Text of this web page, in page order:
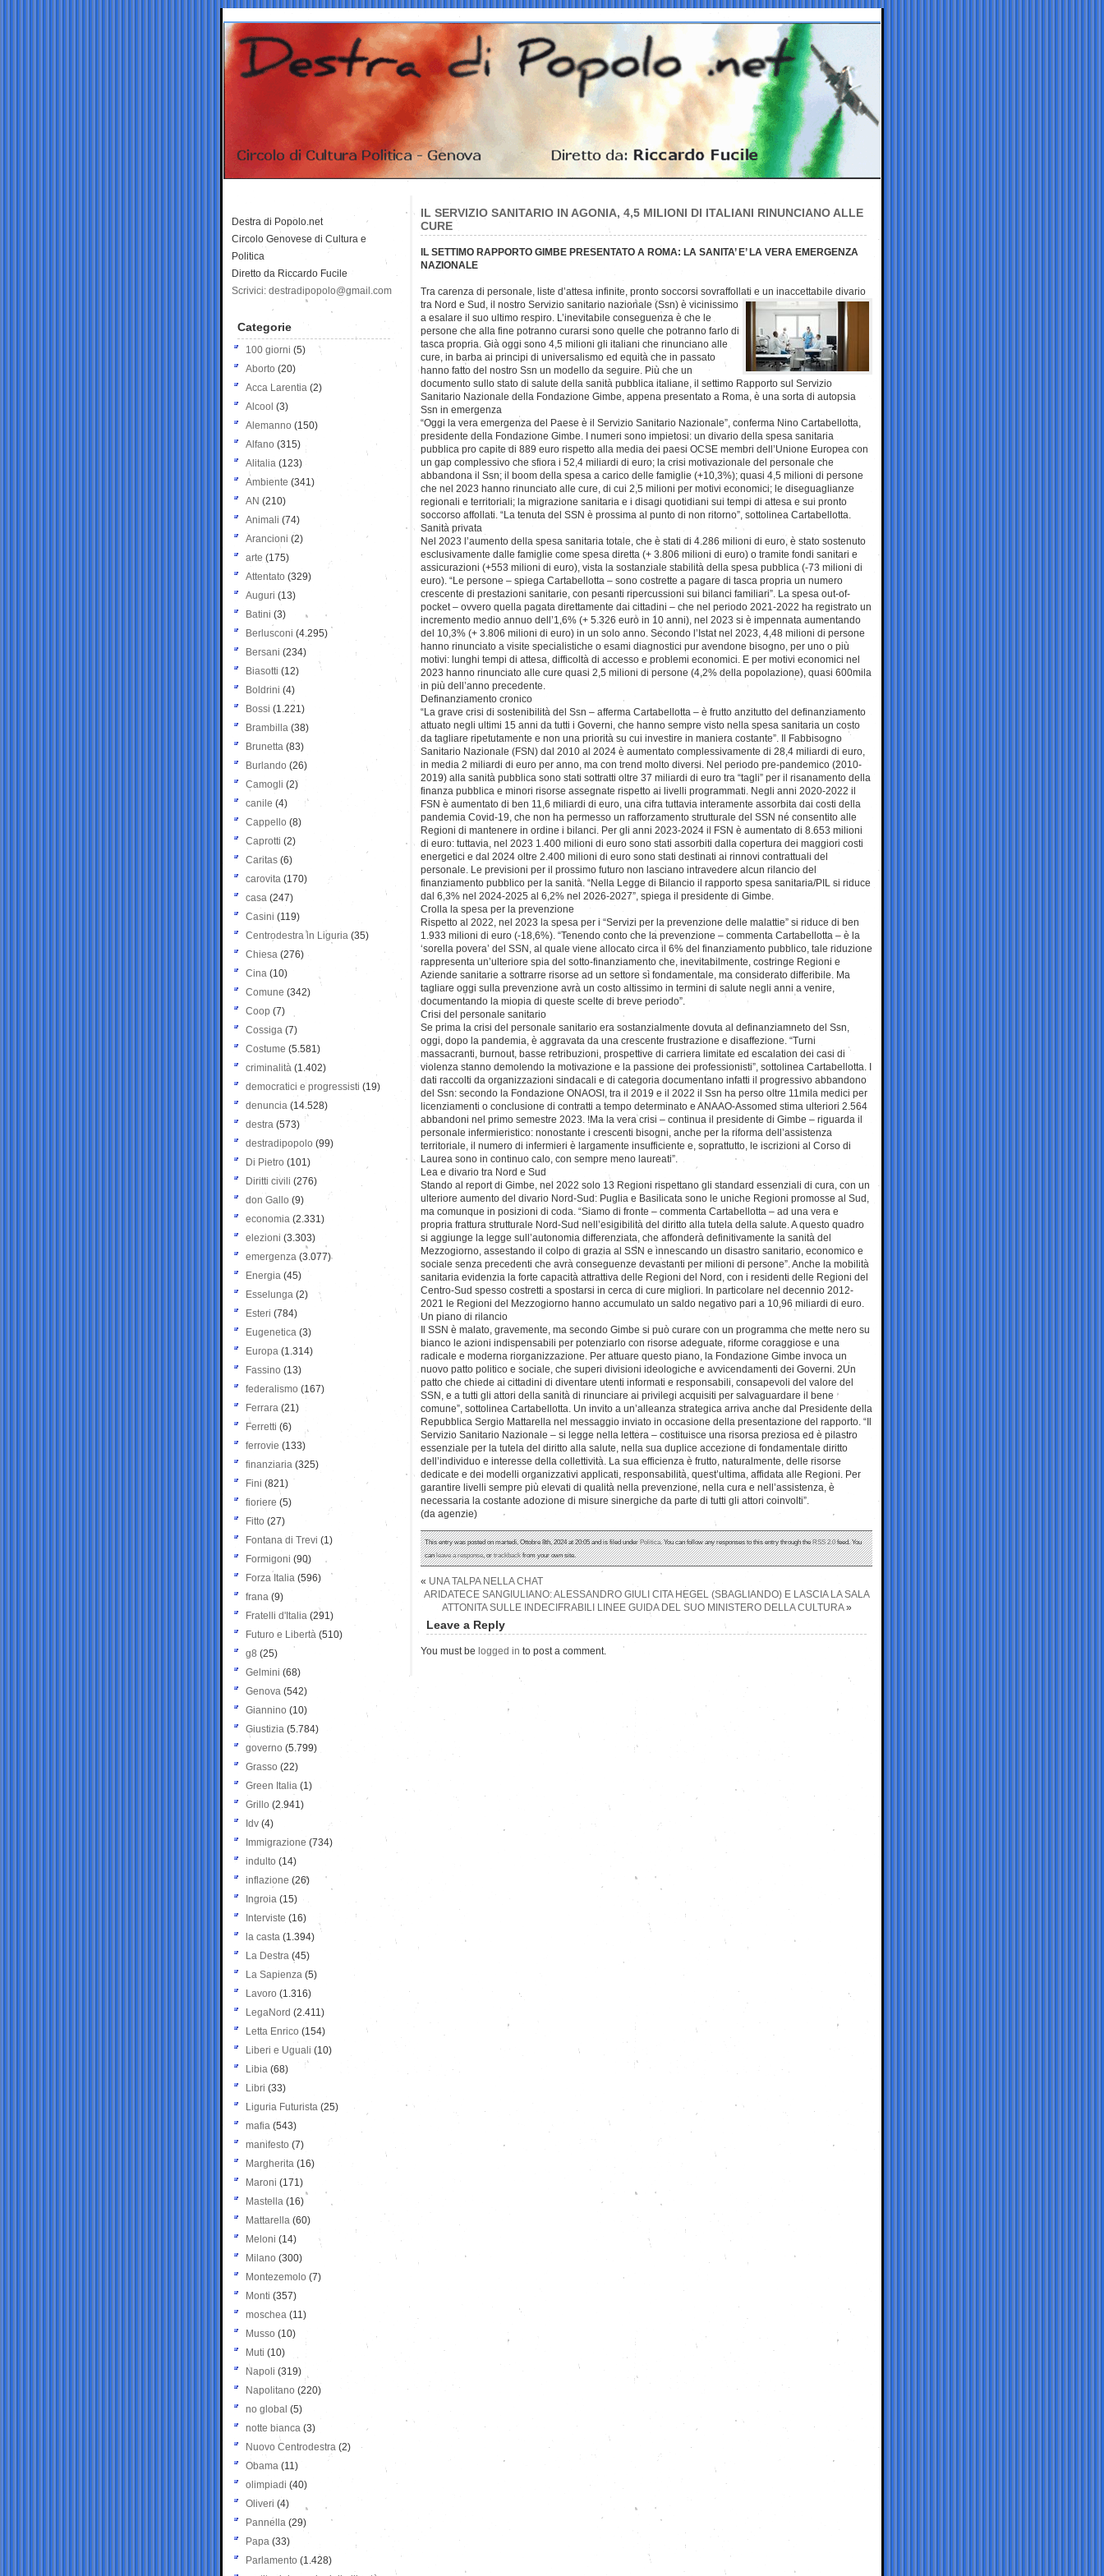
IL SERVIZIO SANITARIO IN AGONIA, 4,5 MILIONI DI ITALIANI RINUNCIANO ALLE
CURE
IL SETTIMO RAPPORTO GIMBE PRESENTATO A ROMA: LA SANITA’ E’ LA VERA EMERGENZA
NAZIONALE
Tra carenza di personale, liste d’attesa infinite, pronto soccorsi sovraffollati e un inaccettabile divario
tra Nord e Sud, il nostro Servizio sanitario nazionale (Ssn) è vicinissimo
a esalare il suo ultimo respiro. L’inevitabile conseguenza è che le
persone che alla fine potranno curarsi sono quelle che potranno farlo di
tasca propria. Già oggi sono 4,5 milioni gli italiani che rinunciano alle
cure, in barba ai principi di universalismo ed equità che in passato
hanno fatto del nostro Ssn un modello da seguire. Più che un
documento sullo stato di salute della sanità pubblica italiane, il settimo Rapporto sul Servizio
Sanitario Nazionale della Fondazione Gimbe, appena presentato a Roma, è una sorta di autopsia
Ssn in emergenza
“Oggi la vera emergenza del Paese è il Servizio Sanitario Nazionale”, conferma Nino Cartabellotta,
presidente della Fondazione Gimbe. I numeri sono impietosi: un divario della spesa sanitaria
pubblica pro capite di 889 euro rispetto alla media dei paesi OCSE membri dell’Unione Europea con
un gap complessivo che sfiora i 52,4 miliardi di euro; la crisi motivazionale del personale che
abbandona il Ssn; il boom della spesa a carico delle famiglie (+10,3%); quasi 4,5 milioni di persone
che nel 2023 hanno rinunciato alle cure, di cui 2,5 milioni per motivi economici; le diseguaglianze
regionali e territoriali; la migrazione sanitaria e i disagi quotidiani sui tempi di attesa e sui pronto
soccorso affollati. “La tenuta del SSN è prossima al punto di non ritorno”, sottolinea Cartabellotta.
Sanità privata
Nel 2023 l’aumento della spesa sanitaria totale, che è stati di 4.286 milioni di euro, è stato sostenuto
esclusivamente dalle famiglie come spesa diretta (+ 3.806 milioni di euro) o tramite fondi sanitari e
assicurazioni (+553 milioni di euro), vista la sostanziale stabilità della spesa pubblica (-73 milioni di
euro). “Le persone – spiega Cartabellotta – sono costrette a pagare di tasca propria un numero
crescente di prestazioni sanitarie, con pesanti ripercussioni sui bilanci familiari”. La spesa out-of-
pocket – ovvero quella pagata direttamente dai cittadini – che nel periodo 2021-2022 ha registrato un
incremento medio annuo dell’1,6% (+ 5.326 euro in 10 anni), nel 2023 si è impennata aumentando
del 10,3% (+ 3.806 milioni di euro) in un solo anno. Secondo l’Istat nel 2023, 4,48 milioni di persone
hanno rinunciato a visite specialistiche o esami diagnostici pur avendone bisogno, per uno o più
motivi: lunghi tempi di attesa, difficoltà di accesso e problemi economici. E per motivi economici nel
2023 hanno rinunciato alle cure quasi 2,5 milioni di persone (4,2% della popolazione), quasi 600mila
in più dell’anno precedente.
Definanziamento cronico
“La grave crisi di sostenibilità del Ssn – afferma Cartabellotta – è frutto anzitutto del definanziamento
attuato negli ultimi 15 anni da tutti i Governi, che hanno sempre visto nella spesa sanitaria un costo
da tagliare ripetutamente e non una priorità su cui investire in maniera costante”. Il Fabbisogno
Sanitario Nazionale (FSN) dal 2010 al 2024 è aumentato complessivamente di 28,4 miliardi di euro,
in media 2 miliardi di euro per anno, ma con trend molto diversi. Nel periodo pre-pandemico (2010-
2019) alla sanità pubblica sono stati sottratti oltre 37 miliardi di euro tra “tagli” per il risanamento della
finanza pubblica e minori risorse assegnate rispetto ai livelli programmati. Negli anni 2020-2022 il
FSN è aumentato di ben 11,6 miliardi di euro, una cifra tuttavia interamente assorbita dai costi della
pandemia Covid-19, che non ha permesso un rafforzamento strutturale del SSN né consentito alle
Regioni di mantenere in ordine i bilanci. Per gli anni 2023-2024 il FSN è aumentato di 8.653 milioni
di euro: tuttavia, nel 2023 1.400 milioni di euro sono stati assorbiti dalla copertura dei maggiori costi
energetici e dal 2024 oltre 2.400 milioni di euro sono stati destinati ai rinnovi contrattuali del
personale. Le previsioni per il prossimo futuro non lasciano intravedere alcun rilancio del
finanziamento pubblico per la sanità. “Nella Legge di Bilancio il rapporto spesa sanitaria/PIL si riduce
dal 6,3% nel 2024-2025 al 6,2% nel 2026-2027”, spiega il presidente di Gimbe.
Crolla la spesa per la prevenzione
Rispetto al 2022, nel 2023 la spesa per i “Servizi per la prevenzione delle malattie” si riduce di ben
1.933 milioni di euro (-18,6%). “Tenendo conto che la prevenzione – commenta Cartabellotta – è la
‘sorella povera’ del SSN, al quale viene allocato circa il 6% del finanziamento pubblico, tale riduzione
rappresenta un’ulteriore spia del sotto-finanziamento che, inevitabilmente, costringe Regioni e
Aziende sanitarie a sottrarre risorse ad un settore sì fondamentale, ma considerato differibile. Ma
tagliare oggi sulla prevenzione avrà un costo altissimo in termini di salute negli anni a venire,
documentando la miopia di queste scelte di breve periodo”.
Crisi del personale sanitario
Se prima la crisi del personale sanitario era sostanzialmente dovuta al definanziamneto del Ssn,
oggi, dopo la pandemia, è aggravata da una crescente frustrazione e disaffezione. “Turni
massacranti, burnout, basse retribuzioni, prospettive di carriera limitate ed escalation dei casi di
violenza stanno demolendo la motivazione e la passione dei professionisti”, sottolinea Cartabellotta. I
dati raccolti da organizzazioni sindacali e di categoria documentano infatti il progressivo abbandono
del Ssn: secondo la Fondazione ONAOSI, tra il 2019 e il 2022 il Ssn ha perso oltre 11mila medici per
licenziamenti o conclusione di contratti a tempo determinato e ANAAO-Assomed stima ulteriori 2.564
abbandoni nel primo semestre 2023. !Ma la vera crisi – continua il presidente di Gimbe – riguarda il
personale infermieristico: nonostante i crescenti bisogni, anche per la riforma dell’assistenza
territoriale, il numero di infermieri è largamente insufficiente e, soprattutto, le iscrizioni al Corso di
Laurea sono in continuo calo, con sempre meno laureati”.
Lea e divario tra Nord e Sud
Stando al report di Gimbe, nel 2022 solo 13 Regioni rispettano gli standard essenziali di cura, con un
ulteriore aumento del divario Nord-Sud: Puglia e Basilicata sono le uniche Regioni promosse al Sud,
ma comunque in posizioni di coda. “Siamo di fronte – commenta Cartabellotta – ad una vera e
propria frattura strutturale Nord-Sud nell’esigibilità del diritto alla tutela della salute. A questo quadro
si aggiunge la legge sull’autonomia differenziata, che affonderà definitivamente la sanità del
Mezzogiorno, assestando il colpo di grazia al SSN e innescando un disastro sanitario, economico e
sociale senza precedenti che avrà conseguenze devastanti per milioni di persone”. Anche la mobilità
sanitaria evidenzia la forte capacità attrattiva delle Regioni del Nord, con i residenti delle Regioni del
Centro-Sud spesso costretti a spostarsi in cerca di cure migliori. In particolare nel decennio 2012-
2021 le Regioni del Mezzogiorno hanno accumulato un saldo negativo pari a 10,96 miliardi di euro.
Un piano di rilancio
Il SSN è malato, gravemente, ma secondo Gimbe si può curare con un programma che mette nero su
bianco le azioni indispensabili per potenziarlo con risorse adeguate, riforme coraggiose e una
radicale e moderna riorganizzazione. Per attuare questo piano, la Fondazione Gimbe invoca un
nuovo patto politico e sociale, che superi divisioni ideologiche e avvicendamenti dei Governi. 2Un
patto che chiede ai cittadini di diventare utenti informati e responsabili, consapevoli del valore del
SSN, e a tutti gli attori della sanità di rinunciare ai privilegi acquisiti per salvaguardare il bene
comune”, sottolinea Cartabellotta. Un invito a un’alleanza strategica arriva anche dal Presidente della
Repubblica Sergio Mattarella nel messaggio inviato in occasione della presentazione del rapporto. “Il
Servizio Sanitario Nazionale – si legge nella lettera – costituisce una risorsa preziosa ed è pilastro
essenziale per la tutela del diritto alla salute, nella sua duplice accezione di fondamentale diritto
dell’individuo e interesse della collettività. La sua efficienza è frutto, naturalmente, delle risorse
dedicate e dei modelli organizzativi applicati, responsabilità, quest’ultima, affidata alle Regioni. Per
garantire livelli sempre più elevati di qualità nella prevenzione, nella cura e nell’assistenza, è
necessaria la costante adozione di misure sinergiche da parte di tutti gli attori coinvolti”.
(da agenzie)
This entry was posted on martedì, Ottobre 8th, 2024 at 20:05 and is filed underPolitica. You can follow any responses to this entry through theRSS 2.0feed. You
canleave a response, ortrackbackfrom your own site.
« UNA TALPA NELLA CHAT
ARIDATECE SANGIULIANO: ALESSANDRO GIULI CITA HEGEL (SBAGLIANDO) E LASCIA LA SALA
ATTONITA SULLE INDECIFRABILI LINEE GUIDA DEL SUO MINISTERO DELLA CULTURA»
Leave a Reply
You must be logged in to post a comment.
Destra di Popolo.net
Circolo Genovese di Cultura e
Politica
Diretto da Riccardo Fucile
Scrivici: destradipopolo@gmail.com
Categorie
100 giorni (5)
Aborto (20)
Acca Larentia (2)
Alcool (3)
Alemanno (150)
Alfano (315)
Alitalia (123)
Ambiente (341)
AN (210)
Animali (74)
Arancioni (2)
arte (175)
Attentato (329)
Auguri (13)
Batini (3)
Berlusconi (4.295)
Bersani (234)
Biasotti (12)
Boldrini (4)
Bossi (1.221)
Brambilla (38)
Brunetta (83)
Burlando (26)
Camogli (2)
canile (4)
Cappello (8)
Caprotti (2)
Caritas (6)
carovita (170)
casa (247)
Casini (119)
Centrodestra in Liguria (35)
Chiesa (276)
Cina (10)
Comune (342)
Coop (7)
Cossiga (7)
Costume (5.581)
criminalità (1.402)
democratici e progressisti (19)
denuncia (14.528)
destra (573)
destradipopolo (99)
Di Pietro (101)
Diritti civili (276)
don Gallo (9)
economia (2.331)
elezioni (3.303)
emergenza (3.077)
Energia (45)
Esselunga (2)
Esteri (784)
Eugenetica (3)
Europa (1.314)
Fassino (13)
federalismo (167)
Ferrara (21)
Ferretti (6)
ferrovie (133)
finanziaria (325)
Fini (821)
fioriere (5)
Fitto (27)
Fontana di Trevi (1)
Formigoni (90)
Forza Italia (596)
frana (9)
Fratelli d'Italia (291)
Futuro e Libertà (510)
g8 (25)
Gelmini (68)
Genova (542)
Giannino (10)
Giustizia (5.784)
governo (5.799)
Grasso (22)
Green Italia (1)
Grillo (2.941)
Idv (4)
Immigrazione (734)
indulto (14)
inflazione (26)
Ingroia (15)
Interviste (16)
la casta (1.394)
La Destra (45)
La Sapienza (5)
Lavoro (1.316)
LegaNord (2.411)
Letta Enrico (154)
Liberi e Uguali (10)
Libia (68)
Libri (33)
Liguria Futurista (25)
mafia (543)
manifesto (7)
Margherita (16)
Maroni (171)
Mastella (16)
Mattarella (60)
Meloni (14)
Milano (300)
Montezemolo (7)
Monti (357)
moschea (11)
Musso (10)
Muti (10)
Napoli (319)
Napolitano (220)
no global (5)
notte bianca (3)
Nuovo Centrodestra (2)
Obama (11)
olimpiadi (40)
Oliveri (4)
Pannella (29)
Papa (33)
Parlamento (1.428)